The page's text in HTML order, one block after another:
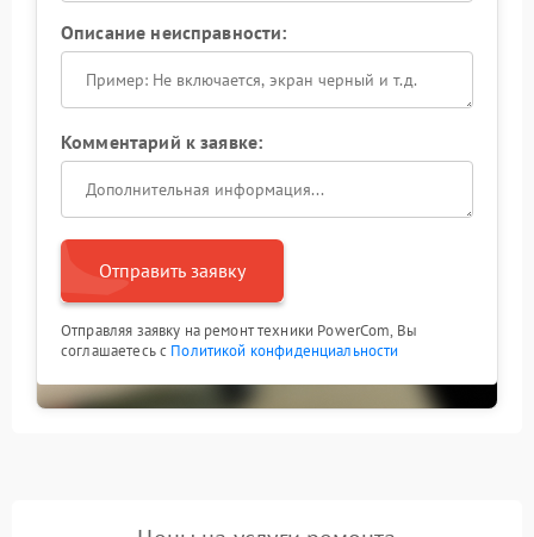
Описание неисправности:
Комментарий к заявке:
Отправить заявку
Отправляя заявку на ремонт техники PowerCom, Вы
соглашаетесь с Политикой конфиденциальности